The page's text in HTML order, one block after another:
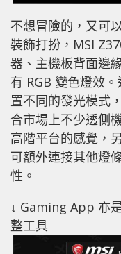
不想冒險的，又可
裝飾打扮，MSI
器、主機板背面邊
有 RGB 變色燈效
置不同的發光模式
合市場上不少透側
高階平台的感覺，
可額外連接其他燈
性。
↓ Gaming App 亦
整工具